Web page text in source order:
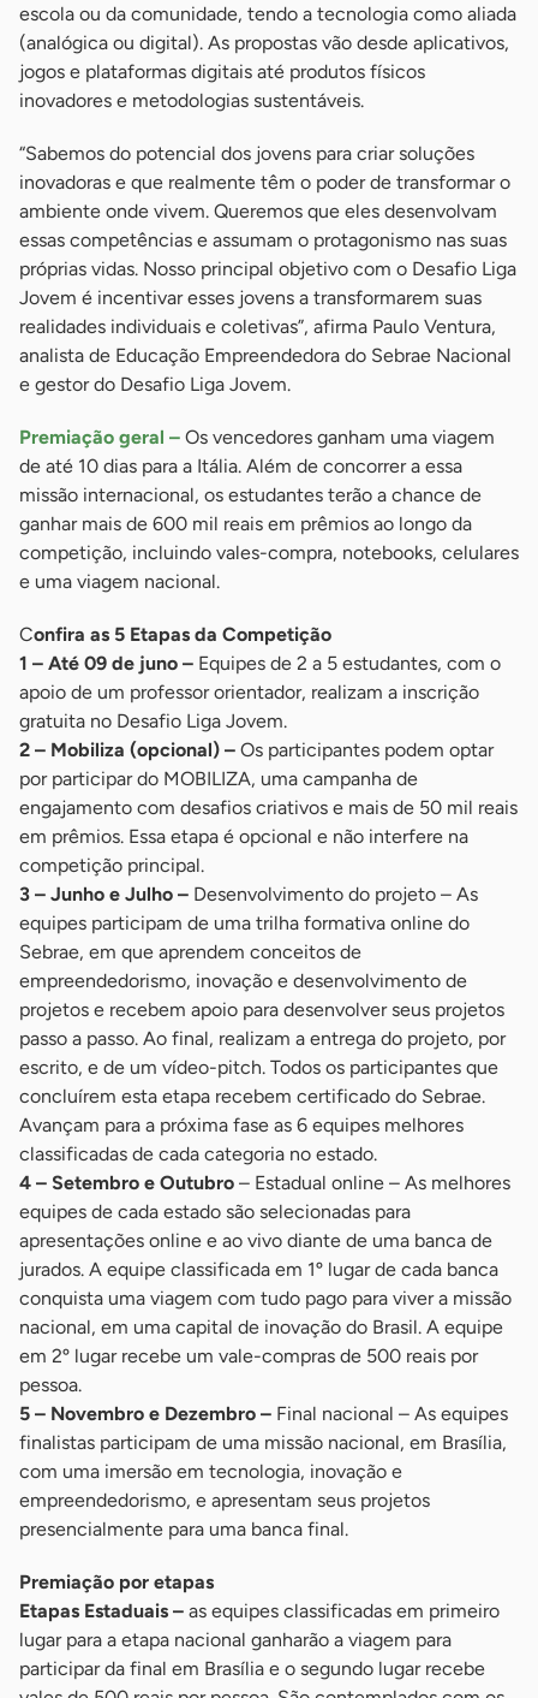
escola ou da comunidade, tendo a tecnologia como aliada
(analógica ou digital). As propostas vão desde aplicativos,
jogos e plataformas digitais até produtos físicos
inovadores e metodologias sustentáveis.
“Sabemos do potencial dos jovens para criar soluções
inovadoras e que realmente têm o poder de transformar o
ambiente onde vivem. Queremos que eles desenvolvam
essas competências e assumam o protagonismo nas suas
próprias vidas. Nosso principal objetivo com o Desafio Liga
Jovem é incentivar esses jovens a transformarem suas
realidades individuais e coletivas”, afirma Paulo Ventura,
analista de Educação Empreendedora do Sebrae Nacional
e gestor do Desafio Liga Jovem.
Premiação geral – Os vencedores ganham uma viagem
de até 10 dias para a Itália. Além de concorrer a essa
missão internacional, os estudantes terão a chance de
ganhar mais de 600 mil reais em prêmios ao longo da
competição, incluindo vales-compra, notebooks, celulares
e uma viagem nacional.
Confira as 5 Etapas da Competição
1 – Até 09 de juno – Equipes de 2 a 5 estudantes, com o
apoio de um professor orientador, realizam a inscrição
gratuita no Desafio Liga Jovem.
2 – Mobiliza (opcional) – Os participantes podem optar
por participar do MOBILIZA, uma campanha de
engajamento com desafios criativos e mais de 50 mil reais
em prêmios. Essa etapa é opcional e não interfere na
competição principal.
3 – Junho e Julho – Desenvolvimento do projeto – As
equipes participam de uma trilha formativa online do
Sebrae, em que aprendem conceitos de
empreendedorismo, inovação e desenvolvimento de
projetos e recebem apoio para desenvolver seus projetos
passo a passo. Ao final, realizam a entrega do projeto, por
escrito, e de um vídeo-pitch. Todos os participantes que
concluírem esta etapa recebem certificado do Sebrae.
Avançam para a próxima fase as 6 equipes melhores
classificadas de cada categoria no estado.
4 – Setembro e Outubro – Estadual online – As melhores
equipes de cada estado são selecionadas para
apresentações online e ao vivo diante de uma banca de
jurados. A equipe classificada em 1º lugar de cada banca
conquista uma viagem com tudo pago para viver a missão
nacional, em uma capital de inovação do Brasil. A equipe
em 2º lugar recebe um vale-compras de 500 reais por
pessoa.
5 – Novembro e Dezembro – Final nacional – As equipes
finalistas participam de uma missão nacional, em Brasília,
com uma imersão em tecnologia, inovação e
empreendedorismo, e apresentam seus projetos
presencialmente para uma banca final.
Premiação por etapas
Etapas Estaduais – as equipes classificadas em primeiro
lugar para a etapa nacional ganharão a viagem para
participar da final em Brasília e o segundo lugar recebe